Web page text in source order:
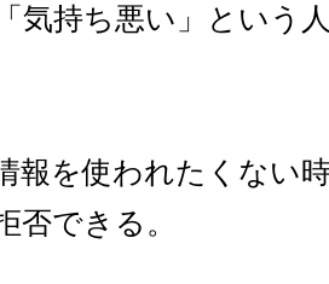
気持ち悪い」という
報を使われたくない
否できる。